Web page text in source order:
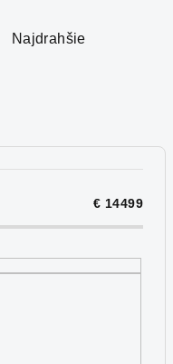
Najdrahšie
€ 14499